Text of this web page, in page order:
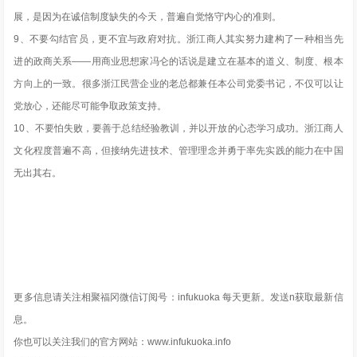
展，是因为在诚信制度缺失的今天，普遍自觉恪守内心的准则。
9、不要勾结官员，更不宜与政府对抗。浙江商人其实努力建构了一种相当先
进的政商关系——用商业思想家冯仑的话说是建立在基本的道义、制度、根本
方向上的一致。很多浙江民营企业的老总都兼任本公司党委书记，不仅可以让
党放心，还能尽可能争取政策支持。
10、不要怕失败，要善于总结经验教训，并以开放的心态学习成功。浙江商人
文化程度普遍不高，但接纳先进技术、管理理念并勇于率先实践的能力在中国
无出其右。
更多信息请关注相聚福冈微信订阅号：infukuoka 每天更新。发送n获取最新信
息。
你也可以关注我们的官方网站：www.infukuoka.info